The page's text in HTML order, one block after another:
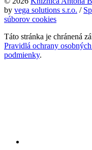
by vega solutions s.r.o. /
súborov cookies
Táto stránka je chránená
Pravidlá ochrany
podmienky.